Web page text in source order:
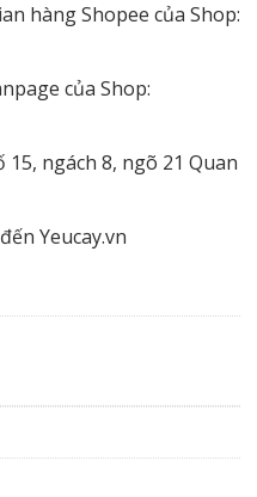
hàng Shopee của Shop:
của Shop:
ngách 8, ngõ 21 Quan
Yeucay.vn